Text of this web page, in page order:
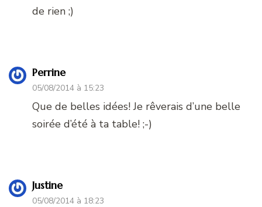
de rien ;)
Perrine
05/08/2014 à 15:23
Que de belles idées! Je rêverais d’une belle
soirée d’été à ta table! ;-)
Justine
05/08/2014 à 18:23